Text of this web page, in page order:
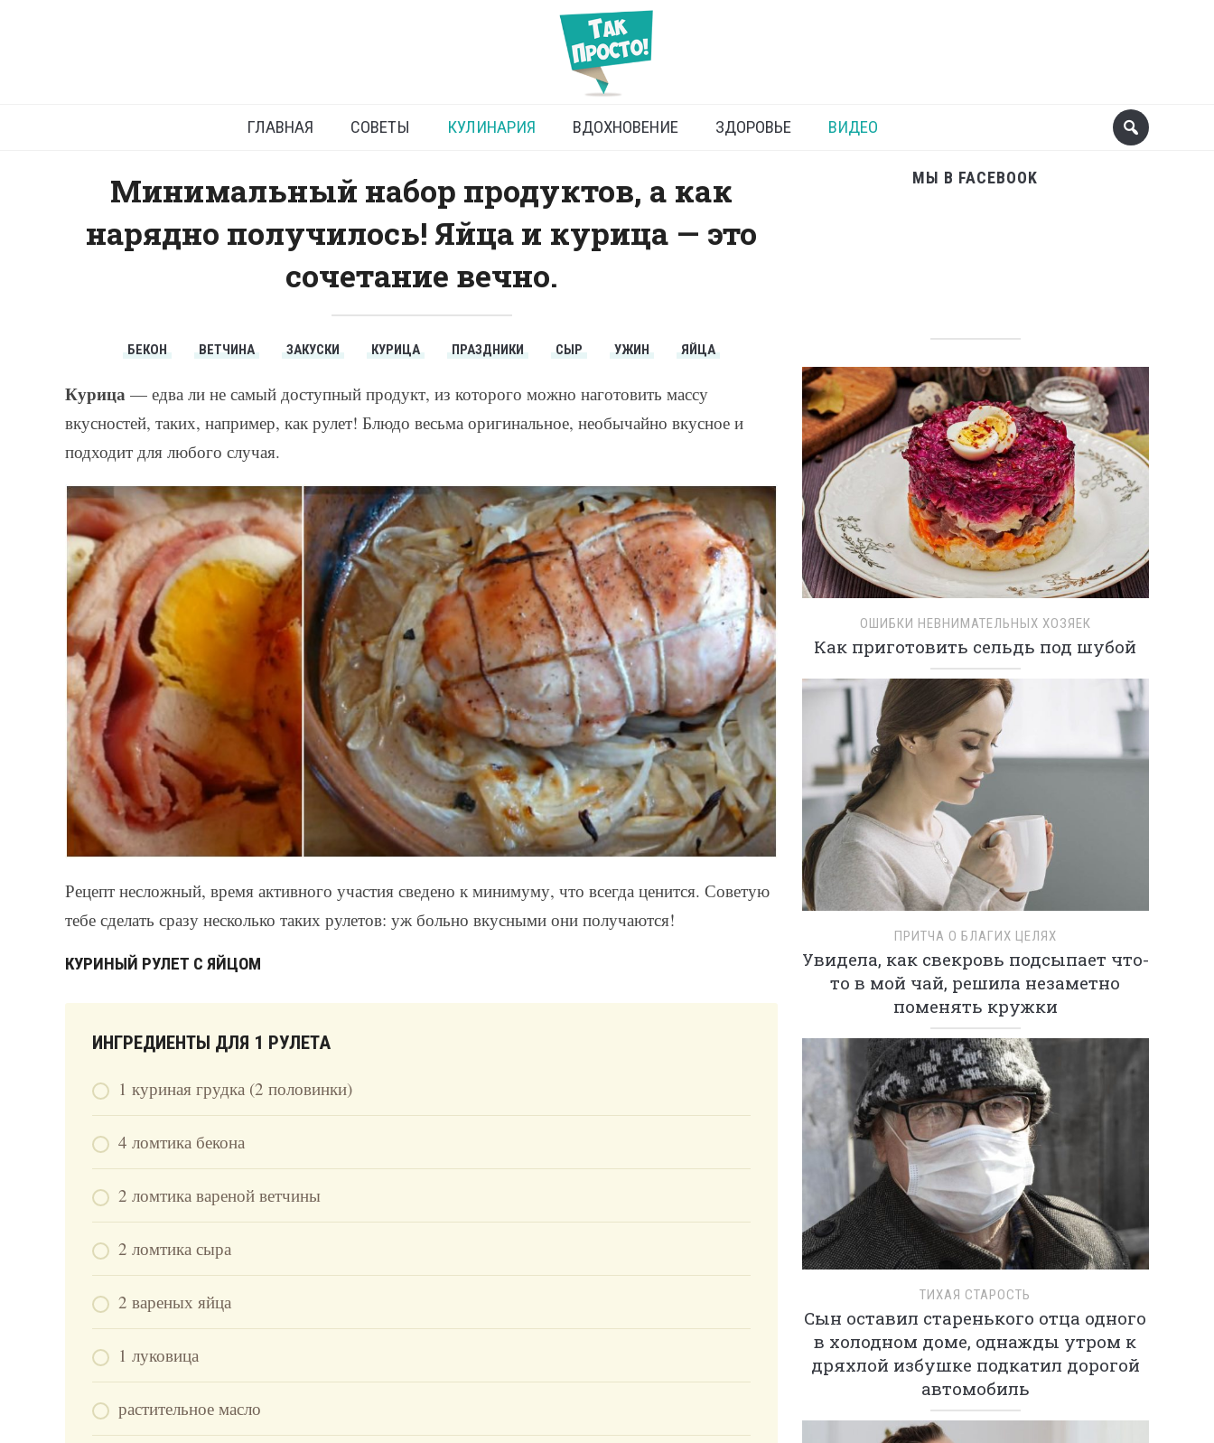
Куриный рулет с яйцом
ГЛАВНАЯ СОВЕТЫ КУЛИНАРИЯ ВДОХНОВЕНИЕ ЗДОРОВЬЕ ВИДЕО
Минимальный набор продуктов, а как
нарядно получилось! Яйца и курица — это
сочетание вечно.
БЕКОН ВЕТЧИНА ЗАКУСКИ КУРИЦА ПРАЗДНИКИ СЫР УЖИН ЯЙЦА
Курица — едва ли не самый доступный продукт, из которого можно наготовить массу
вкусностей, таких, например, как рулет! Блюдо весьма оригинальное, необычайно вкусное и
подходит для любого случая.
Рецепт несложный, время активного участия сведено к минимуму, что всегда ценится. Советую
тебе сделать сразу несколько таких рулетов: уж больно вкусными они получаются!
КУРИНЫЙ РУЛЕТ С ЯЙЦОМ
ИНГРЕДИЕНТЫ ДЛЯ 1 РУЛЕТА
1 куриная грудка (2 половинки)
4 ломтика бекона
2 ломтика вареной ветчины
2 ломтика сыра
2 вареных яйца
1 луковица
растительное масло
МЫ В FACEBOOK
ОШИБКИ НЕВНИМАТЕЛЬНЫХ ХОЗЯЕК
Как приготовить сельдь под шубой
ПРИТЧА О БЛАГИХ ЦЕЛЯХ
Увидела, как свекровь подсыпает что-
то в мой чай, решила незаметно
поменять кружки
ТИХАЯ СТАРОСТЬ
Сын оставил старенького отца одного
в холодном доме, однажды утром к
дряхлой избушке подкатил дорогой
автомобиль